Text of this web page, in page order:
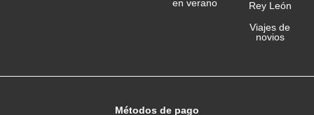
en verano
Rey León
Viajes de
novios
Métodos de pago